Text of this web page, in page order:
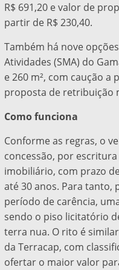
R$ 691,20 e valor de
partir de R$ 230,40.
Também há nove
Atividades (SMA) do
e 260 m², com caução a
proposta de retribuição
Como funciona
Conforme as regras, o
concessão, por
imobiliário, com prazo
até 30 anos. Para tanto,
período de carência,
sendo o piso licitatório
terra nua. O rito é
da Terracap, com
ofertar o maior valor